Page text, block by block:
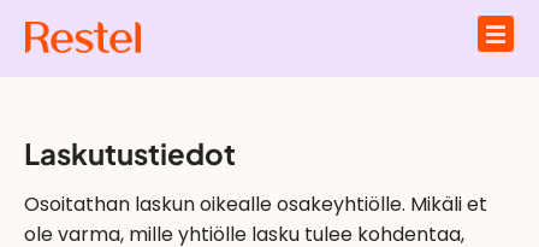
Laskutustiedot
Osoitathan laskun oikealle osakeyhtiölle. Mikäli et
ole varma, mille yhtiölle lasku tulee kohdentaa,